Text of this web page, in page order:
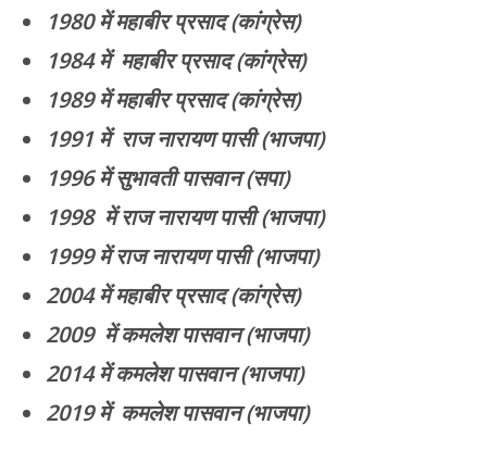
1980 में महाबीर प्रसाद (कांग्रेस)
1984 में महाबीर प्रसाद (कांग्रेस)
1989 में महाबीर प्रसाद (कांग्रेस)
1991 में राज नारायण पासी (भाजपा)
1996 में सुभावती पासवान (सपा)
1998 में राज नारायण पासी (भाजपा)
1999 में राज नारायण पासी (भाजपा)
2004 में महाबीर प्रसाद (कांग्रेस)
2009 में कमलेश पासवान (भाजपा)
2014 में कमलेश पासवान (भाजपा)
2019 में कमलेश पासवान (भाजपा)